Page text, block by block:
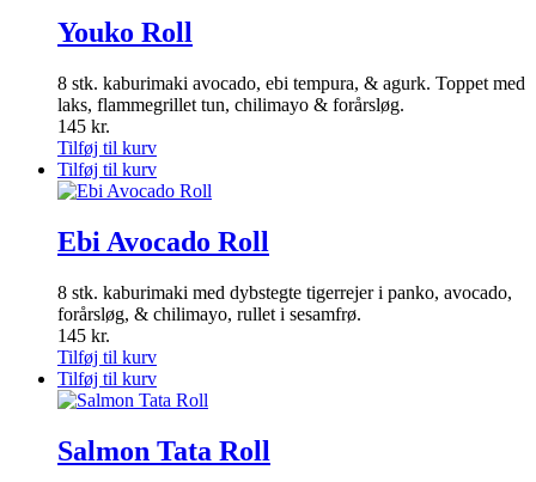
Youko Roll
8 stk. kaburimaki avocado, ebi tempura, & agurk. Toppet med
laks, flammegrillet tun, chilimayo & forårsløg.
145 kr.
Tilføj til kurv
Tilføj til kurv
Ebi Avocado Roll
8 stk. kaburimaki med dybstegte tigerrejer i panko, avocado,
forårsløg, & chilimayo, rullet i sesamfrø.
145 kr.
Tilføj til kurv
Tilføj til kurv
Salmon Tata Roll